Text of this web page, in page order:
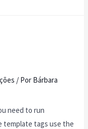
/ Por Bárbara
need to run
template tags use the